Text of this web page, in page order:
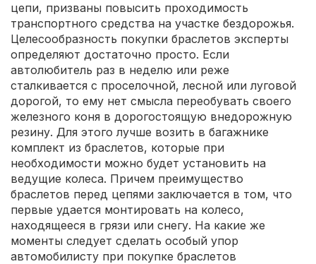
цепи, призваны повысить проходимость
транспортного средства на участке бездорожья.
Целесообразность покупки браслетов эксперты
определяют достаточно просто. Если
автолюбитель раз в неделю или реже
сталкивается с проселочной, лесной или луговой
дорогой, то ему нет смысла переобувать своего
железного коня в дорогостоящую внедорожную
резину. Для этого лучше возить в багажнике
комплект из браслетов, которые при
необходимости можно будет установить на
ведущие колеса. Причем преимущество
браслетов перед цепями заключается в том, что
первые удается монтировать на колесо,
находящееся в грязи или снегу. На какие же
моменты следует сделать особый упор
автомобилисту при покупке браслетов